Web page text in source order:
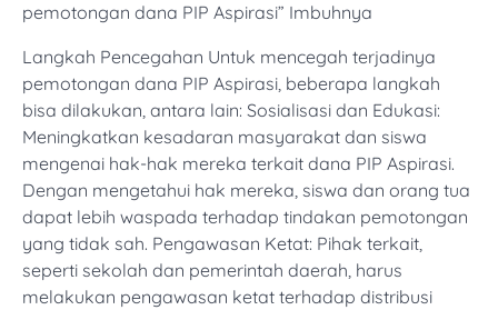
pemotongan dana PIP Aspirasi” Imbuhnya
Langkah Pencegahan Untuk mencegah terjadinya
pemotongan dana PIP Aspirasi, beberapa langkah
bisa dilakukan, antara lain: Sosialisasi dan Edukasi:
Meningkatkan kesadaran masyarakat dan siswa
mengenai hak-hak mereka terkait dana PIP Aspirasi.
Dengan mengetahui hak mereka, siswa dan orang tua
dapat lebih waspada terhadap tindakan pemotongan
yang tidak sah. Pengawasan Ketat: Pihak terkait,
seperti sekolah dan pemerintah daerah, harus
melakukan pengawasan ketat terhadap distribusi